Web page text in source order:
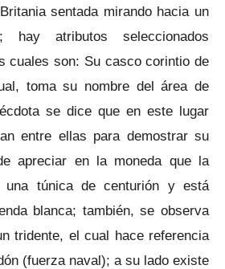
sentada mirando hacia un
hay atributos seleccionados
cuales son: Su casco corintio de
toma su nombre del área de
se dice que en este lugar
entre ellas para demostrar su
apreciar en la moneda que la
una túnica de centurión y está
blanca; también, se observa
tridente, el cual hace referencia
(fuerza naval); a su lado existe